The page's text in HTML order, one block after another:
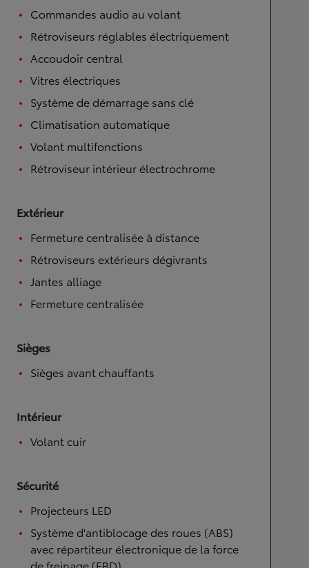
Commandes audio au volant
Rétroviseurs réglables électriquement
Accoudoir central
Vitres électriques
Système de démarrage sans clé
Climatisation automatique
Volant multifonctions
Rétroviseur intérieur électrochrome
Extérieur
Fermeture centralisée à distance
Rétroviseurs extérieurs dégivrants
Jantes alliage
Fermeture centralisée
Sièges
Sièges avant chauffants
Intérieur
Volant cuir
Sécurité
Projecteurs LED
Système d'antiblocage des roues (ABS)
avec répartiteur électronique de la force